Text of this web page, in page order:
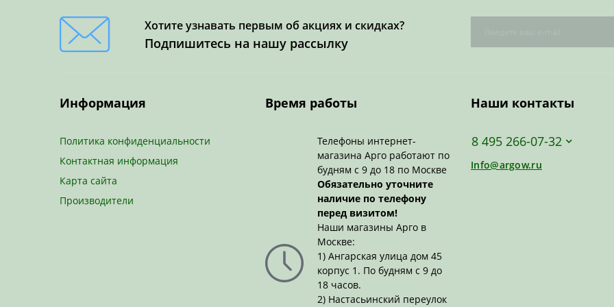
Хотите узнавать первым об акциях и скидках?
Подпишитесь на нашу рассылку
Информация
Политика конфиденциальности
Контактная информация
Карта сайта
Производители
Время работы
Телефоны интернет-
магазина Арго работают по
будням с 9 до 18 по Москве
Обязательно уточните
наличие по телефону
перед визитом!
Наши магазины Арго в
Москве:
1) Ангарская улица дом 45
корпус 1. По будням с 9 до
18 часов.
2) Настасьинский переулок
Наши контакты
8 495 266-07-32
Info@argow.ru